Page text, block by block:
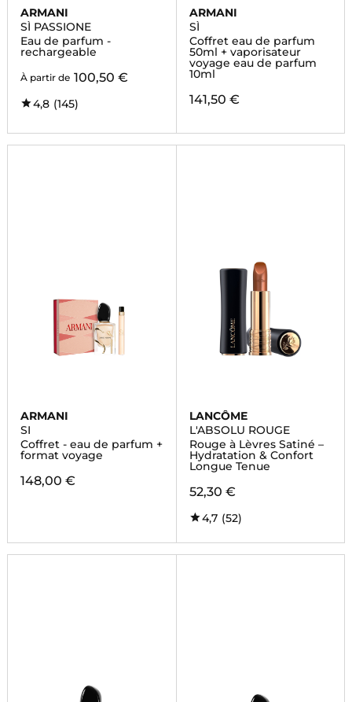
ARMANI
SÌ PASSIONE
Eau de parfum -
rechargeable
À partir de 100,50 €
4,8 (145)
ARMANI
SÌ
Coffret eau de parfum
50ml + vaporisateur
voyage eau de parfum
10ml
141,50 €
ARMANI
SI
Coffret - eau de parfum +
format voyage
148,00 €
LANCÔME
L'ABSOLU ROUGE
Rouge à Lèvres Satiné –
Hydratation & Confort
Longue Tenue
52,30 €
4,7 (52)